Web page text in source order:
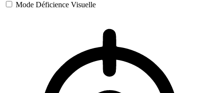
Mode Déficience Visuelle